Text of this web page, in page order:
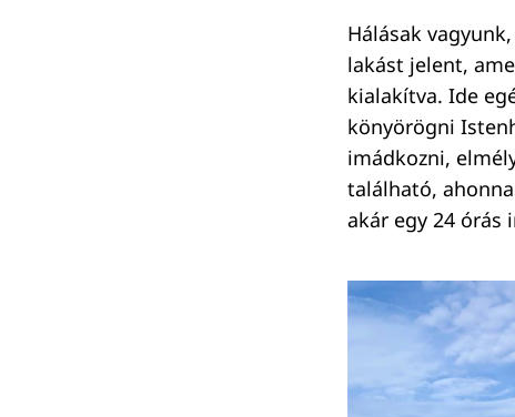
Hálásak
lakást jelent,
kialakítva. Ide
könyörögni
imádkozni,
található,
akár egy 24 órás